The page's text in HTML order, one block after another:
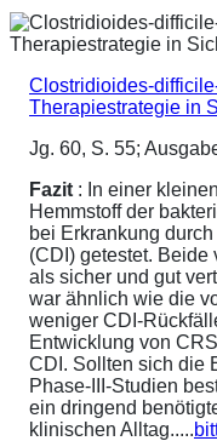
Clostridioides-
Therapiestrategie in
Jg. 60, S. 55;
Fazit : In einer
Hemmstoff der
bei Erkrankung
(CDI) getestet.
als sicher und gut
war ähnlich wie die
weniger CDI-
Entwicklung von
CDI. Sollten sich die
Phase-III-Studien
ein dringend
klinischen Alltag.....